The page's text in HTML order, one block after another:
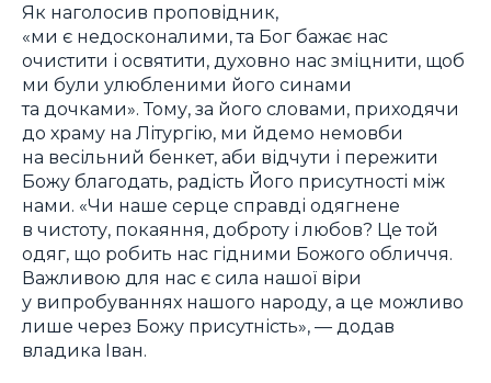
Як наголосив проповідник,
«ми є недосконалими, та Бог бажає нас
очистити і освятити, духовно нас зміцнити, щоб
ми були улюбленими його синами
та дочками». Тому, за його словами, приходячи
до храму на Літургію, ми йдемо немовби
на весільний бенкет, аби відчути і пережити
Божу благодать, радість Його присутності між
нами. «Чи наше серце справді одягнене
в чистоту, покаяння, доброту і любов? Це той
одяг, що робить нас гідними Божого обличчя.
Важливою для нас є сила нашої віри
у випробуваннях нашого народу, а це можливо
лише через Божу присутність», — додав
владика Іван.